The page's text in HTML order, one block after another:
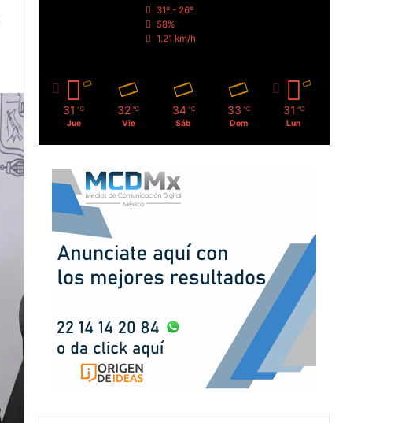
31º - 26º
58%
1.21 km/h
31 ℃
Jue
32 ℃
Vie
34 ℃
Sáb
33 ℃
Dom
31 ℃
Lun